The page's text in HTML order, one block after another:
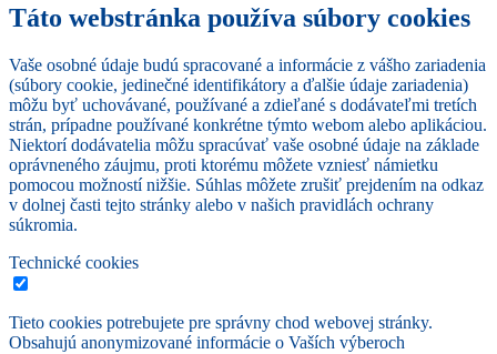
Táto webstránka používa súbory cookies
Vaše osobné údaje budú spracované a informácie z vášho zariadenia
(súbory cookie, jedinečné identifikátory a ďalšie údaje zariadenia)
môžu byť uchovávané, používané a zdieľané s dodávateľmi tretích
strán, prípadne používané konkrétne týmto webom alebo aplikáciou.
Niektorí dodávatelia môžu spracúvať vaše osobné údaje na základe
oprávneného záujmu, proti ktorému môžete vzniesť námietku
pomocou možností nižšie. Súhlas môžete zrušiť prejdením na odkaz
v dolnej časti tejto stránky alebo v našich pravidlách ochrany
súkromia.
Technické cookies
Tieto cookies potrebujete pre správny chod webovej stránky.
Obsahujú anonymizované informácie o Vaších výberoch